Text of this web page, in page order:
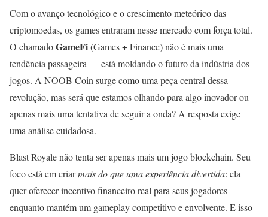
Com o avanço tecnológico e o crescimento meteórico das
criptomoedas, os games entraram nesse mercado com força total.
O chamadoGameFi(Games + Finance) não é mais uma
tendência passageira — está moldando o futuro da indústria dos
jogos. A NOOB Coin surge como uma peça central dessa
revolução, mas será que estamos olhando para algo inovador ou
apenas mais uma tentativa de seguir a onda? A resposta exige
uma análise cuidadosa.
Blast Royale não tenta ser apenas mais um jogo blockchain. Seu
foco está em criarmais do que uma experiência divertida: ela
quer oferecer incentivo financeiro real para seus jogadores
enquanto mantém um gameplay competitivo e envolvente. E isso